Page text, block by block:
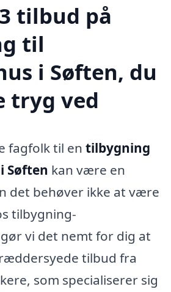
tilbud på
til
i Søften, du
tryg ved
fagfolk til en tilbygning
Søften kan være en
det behøver ikke at være
tilbygning-
vi det nemt for dig at
tilbud fra
som specialiserer sig